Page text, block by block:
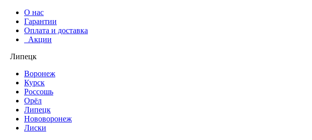
О нас
Гарантии
Оплата и доставка
Акции
Липецк
Воронеж
Курск
Россошь
Орёл
Липецк
Нововоронеж
Лиски